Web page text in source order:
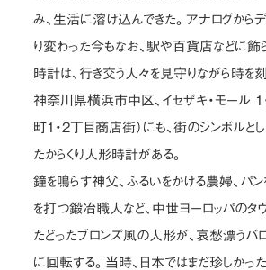
み、生活に溶け込んできた。アナログから
り変わった今もなお、駅や百貨店などに飾
時計は、行き交う人々を見守りながら時を
神奈川県横浜市中区、イセザキ・モール
町1・2丁目商店街）にも、街のシンボルと
たからくり人形時計がある。
鐘を鳴らす神父、ふるいをかける農婦、パ
を打つ鍛冶職人など、中世ヨーロッパのタ
たどったブロンズ風の人形が、哀愁漂うバ
に回転する。当時、日本ではまだ珍しかっ